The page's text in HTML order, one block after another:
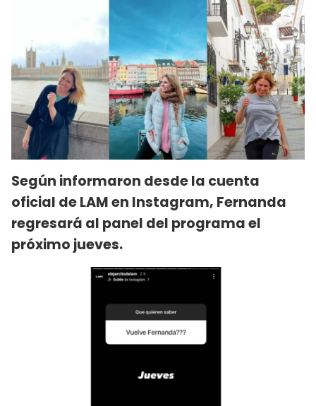
Según informaron desde la cuenta
oficial de LAM en Instagram, Fernanda
regresará al panel del programa el
próximo jueves.